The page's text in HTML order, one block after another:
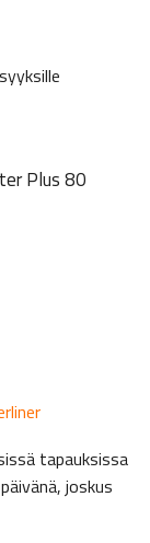
Plus 80
tapauksissa
joskus